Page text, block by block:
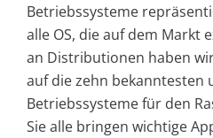
Betriebssysteme
alle OS, die auf dem Markt
an Distributionen haben
auf die zehn bekanntesten
Betriebssysteme für den
Sie alle bringen wichtige